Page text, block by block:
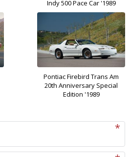
Indy 500 Pace Car '1989
Pontiac Firebird Trans Am
20th Anniversary Special
Edition '1989